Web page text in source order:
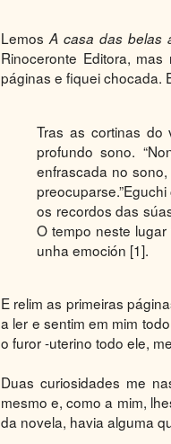
Lemos A casa das belas
Rinoceronte Editora,
páginas e fiquei chocada.
Tras as cortinas do
profundo sono.
enfrascada no
preocuparse.”
os recordos das
O tempo neste
unha emoción [1].
E relim as primeiras
a ler e sentim em mim
o furor -uterino todo ele,
Duas curiosidades me
mesmo e, como a mim,
da novela, havia alguma